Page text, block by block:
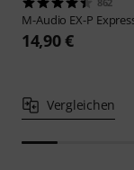
M-Audio EX-P
14,90 €
Vergleichen